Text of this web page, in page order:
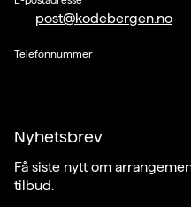
post@kodebergen.no
Telefonnummer
Nyhetsbrev
Få siste nytt om
tilbud.